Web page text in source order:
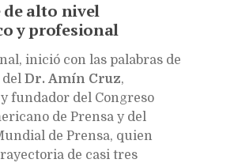
de alto nivel
y profesional
inició con las palabras de
Dr. Amín Cruz,
fundador del Congreso
de Prensa y del
de Prensa, quien
de casi tres